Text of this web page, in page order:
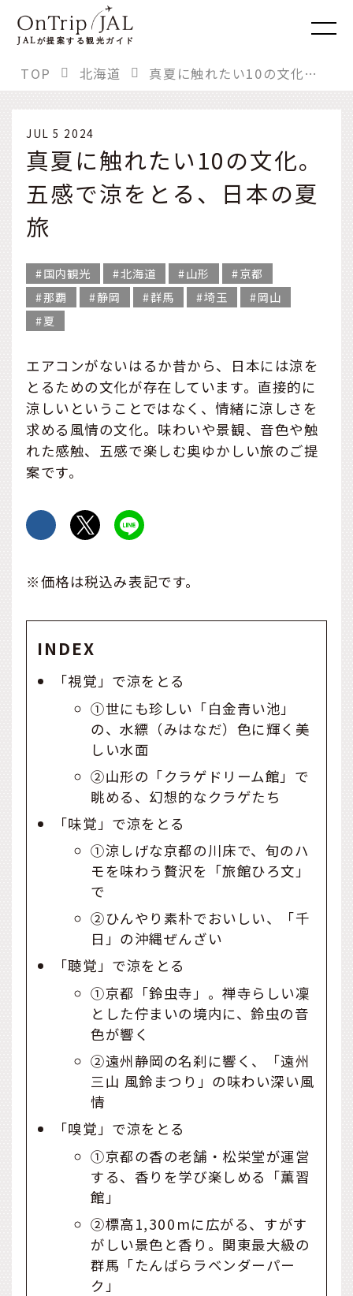
JALが提案する観光ガイド
TOP 北海道 真夏に触れたい10の文化。五感で涼をとる、日本の夏旅
JUL 5 2024
真夏に触れたい10の文化。
五感で涼をとる、日本の夏
旅
国内観光 北海道 山形
京都
那覇
静岡 群馬 埼玉
岡山
夏
エアコンがないはるか昔から、日本には涼を
とるための文化が存在しています。直接的に
涼しいということではなく、情緒に涼しさを
求める風情の文化。味わいや景観、音色や触
れた感触、五感で楽しむ奥ゆかしい旅のご提
案です。
※価格は税込み表記です。
INDEX
「視覚」で涼をとる
①世にも珍しい「白金青い池」
の、水縹（みはなだ）色に輝く美
しい水面
②山形の「クラゲドリーム館」で
眺める、幻想的なクラゲたち
「味覚」で涼をとる
①涼しげな京都の川床で、旬のハ
モを味わう贅沢を「旅館ひろ文」
で
②ひんやり素朴でおいしい、「千
日」の沖縄ぜんざい
「聴覚」で涼をとる
①京都「鈴虫寺」。禅寺らしい凜
とした佇まいの境内に、鈴虫の音
色が響く
②遠州静岡の名刹に響く、「遠州
三山 風鈴まつり」の味わい深い風
情
「嗅覚」で涼をとる
①京都の香の老舗・松栄堂が運営
する、香りを学び楽しめる「薫習
館」
②標高1,300mに広がる、すがす
がしい景色と香り。関東最大級の
群馬「たんばらラベンダーパー
ク」